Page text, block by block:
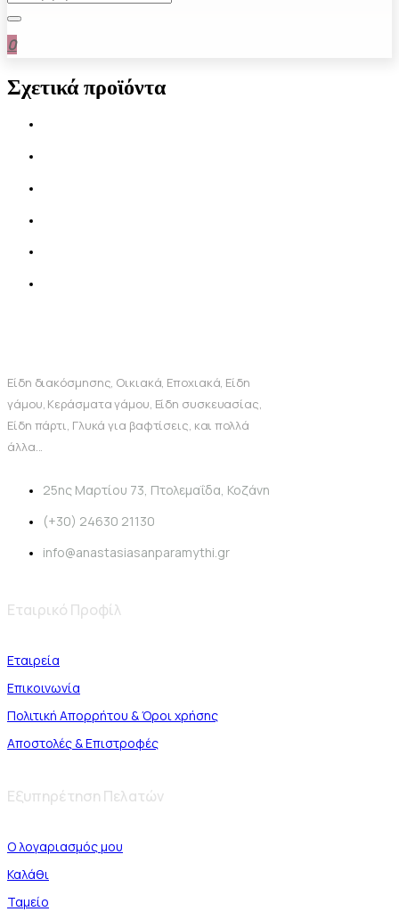
0
Σχετικά προϊόντα
Είδη διακόσμησης, Οικιακά, Εποχιακά, Είδη
γάμου, Κεράσματα γάμου, Είδη συσκευασίας,
Είδη πάρτι, Γλυκά για βαφτίσεις, και πολλά
άλλα...
25ης Μαρτίου 73, Πτολεμαΐδα, Κοζάνη
(+30) 24630 21130
info@anastasiasanparamythi.gr
Εταιρικό Προφίλ
Εταιρεία
Επικοινωνία
Πολιτική Απορρήτου & Όροι χρήσης
Αποστολές & Επιστροφές
Εξυπηρέτηση Πελατών
Ο λογαριασμός μου
Καλάθι
Ταμείο